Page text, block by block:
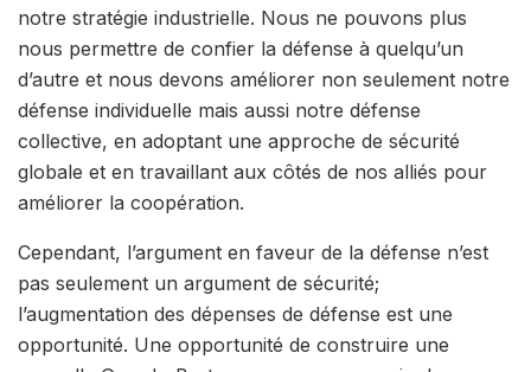
notre stratégie industrielle. Nous ne pouvons plus
nous permettre de confier la défense à quelqu’un
d’autre et nous devons améliorer non seulement notre
défense individuelle mais aussi notre défense
collective, en adoptant une approche de sécurité
globale et en travaillant aux côtés de nos alliés pour
améliorer la coopération.
Cependant, l’argument en faveur de la défense n’est
pas seulement un argument de sécurité;
l’augmentation des dépenses de défense est une
opportunité. Une opportunité de construire une